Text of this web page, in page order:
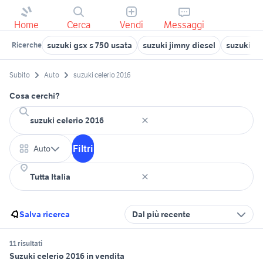
Home Cerca Vendi Messaggi
Ricerche suzuki gsx s 750 usata suzuki jimny diesel suzuki
Subito Auto suzuki celerio 2016
Cosa cerchi?
Auto Filtri
Salva ricerca Dal più recente
11 risultati
Suzuki celerio 2016 in vendita